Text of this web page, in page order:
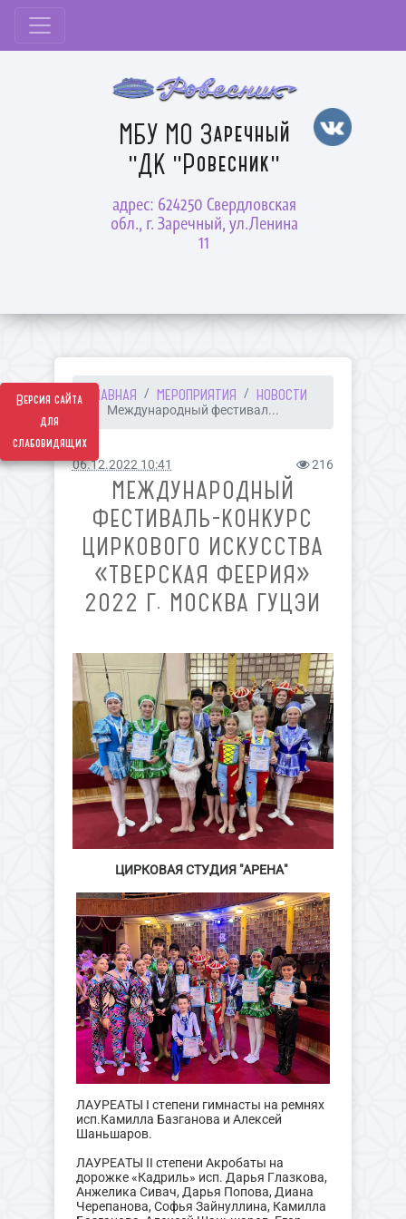
Версия сайта
для
слабовидящих
МБУ МО Заречный
"ДК "Ровесник"
адрес: 624250 Свердловская
обл., г. Заречный, ул.Ленина
11
ГЛАВНАЯ МЕРОПРИЯТИЯ НОВОСТИ
Международный фестивал...
06.12.2022 10:41 216
МЕЖДУНАРОДНЫЙ
ФЕСТИВАЛЬ-КОНКУРС
ЦИРКОВОГО ИСКУССТВА
«ТВЕРСКАЯ ФЕЕРИЯ»
2022 Г. МОСКВА ГУЦЭИ
ЦИРКОВАЯ СТУДИЯ "АРЕНА"
ЛАУРЕАТЫ I степени гимнасты на ремнях
исп.Камилла Базганова и Алексей
Шаньшаров.
ЛАУРЕАТЫ II степени Акробаты на
дорожке «Кадриль» исп. Дарья Глазкова,
Анжелика Сивач, Дарья Попова, Диана
Черепанова, Софья Зайнуллина, Камилла